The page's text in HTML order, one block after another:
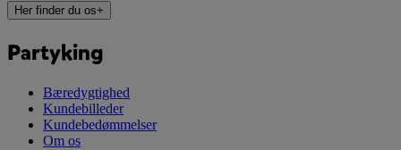
Her finder du os+
Partyking
Bæredygtighed
Kundebilleder
Kundebedømmelser
Om os